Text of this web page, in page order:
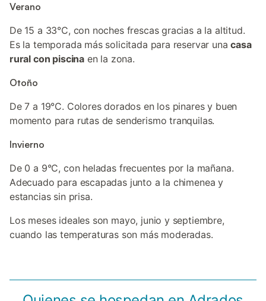
Verano
De 15 a 33°C, con noches frescas gracias a la altitud.
Es la temporada más solicitada para reservar unacasa
rural con piscina en la zona.
Otoño
De 7 a 19°C. Colores dorados en los pinares y buen
momento para rutas de senderismo tranquilas.
Invierno
De 0 a 9°C, con heladas frecuentes por la mañana.
Adecuado para escapadas junto a la chimenea y
estancias sin prisa.
Los meses ideales son mayo, junio y septiembre,
cuando las temperaturas son más moderadas.